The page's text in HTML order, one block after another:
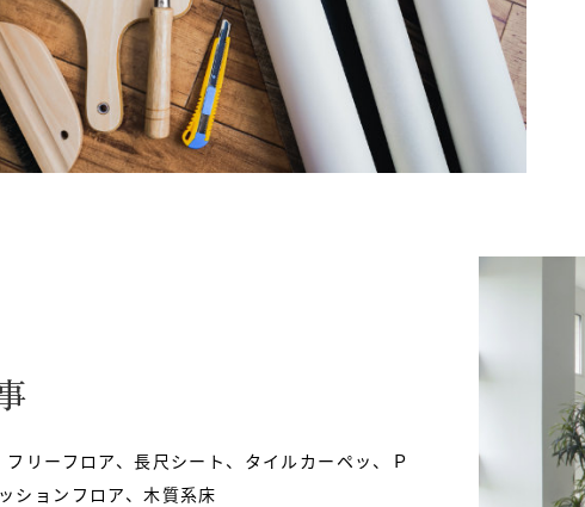
フリーフロア、長尺シート、タイルカーペッ、Ｐ
ションフロア、木質系床